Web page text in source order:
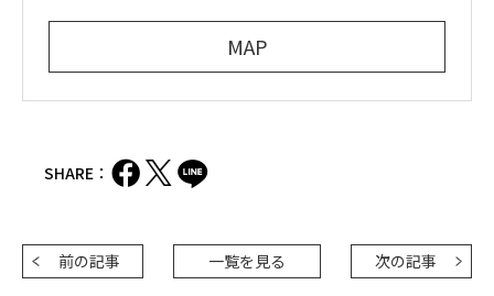
MAP
SHARE：
前の記事 一覧を見る 次の記事